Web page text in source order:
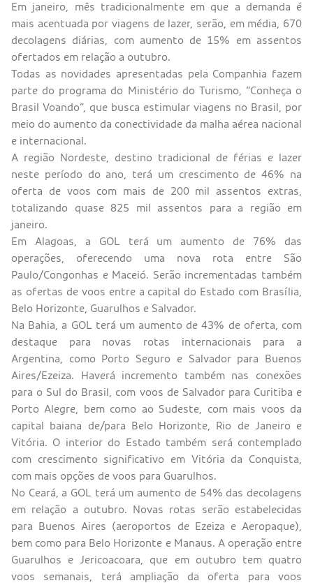
Em janeiro, mês tradicionalmente em que a demanda é
mais acentuada por viagens de lazer, serão, em média, 670
decolagens diárias, com aumento de 15% em assentos
ofertados em relação a outubro.
Todas as novidades apresentadas pela Companhia fazem
parte do programa do Ministério do Turismo, “Conheça o
Brasil Voando”, que busca estimular viagens no Brasil, por
meio do aumento da conectividade da malha aérea nacional
e internacional.
A região Nordeste, destino tradicional de férias e lazer
neste período do ano, terá um crescimento de 46% na
oferta de voos com mais de 200 mil assentos extras,
totalizando quase 825 mil assentos para a região em
janeiro.
Em Alagoas, a GOL terá um aumento de 76% das
operações, oferecendo uma nova rota entre São
Paulo/Congonhas e Maceió. Serão incrementadas também
as ofertas de voos entre a capital do Estado com Brasília,
Belo Horizonte, Guarulhos e Salvador.
Na Bahia, a GOL terá um aumento de 43% de oferta, com
destaque para novas rotas internacionais para a
Argentina, como Porto Seguro e Salvador para Buenos
Aires/Ezeiza. Haverá incremento também nas conexões
para o Sul do Brasil, com voos de Salvador para Curitiba e
Porto Alegre, bem como ao Sudeste, com mais voos da
capital baiana de/para Belo Horizonte, Rio de Janeiro e
Vitória. O interior do Estado também será contemplado
com crescimento significativo em Vitória da Conquista,
com mais opções de voos para Guarulhos.
No Ceará, a GOL terá um aumento de 54% das decolagens
em relação a outubro. Novas rotas serão estabelecidas
para Buenos Aires (aeroportos de Ezeiza e Aeropaque),
bem como para Belo Horizonte e Manaus. A operação entre
Guarulhos e Jericoacoara, que em outubro tem quatro
voos semanais, terá ampliação da oferta para voos